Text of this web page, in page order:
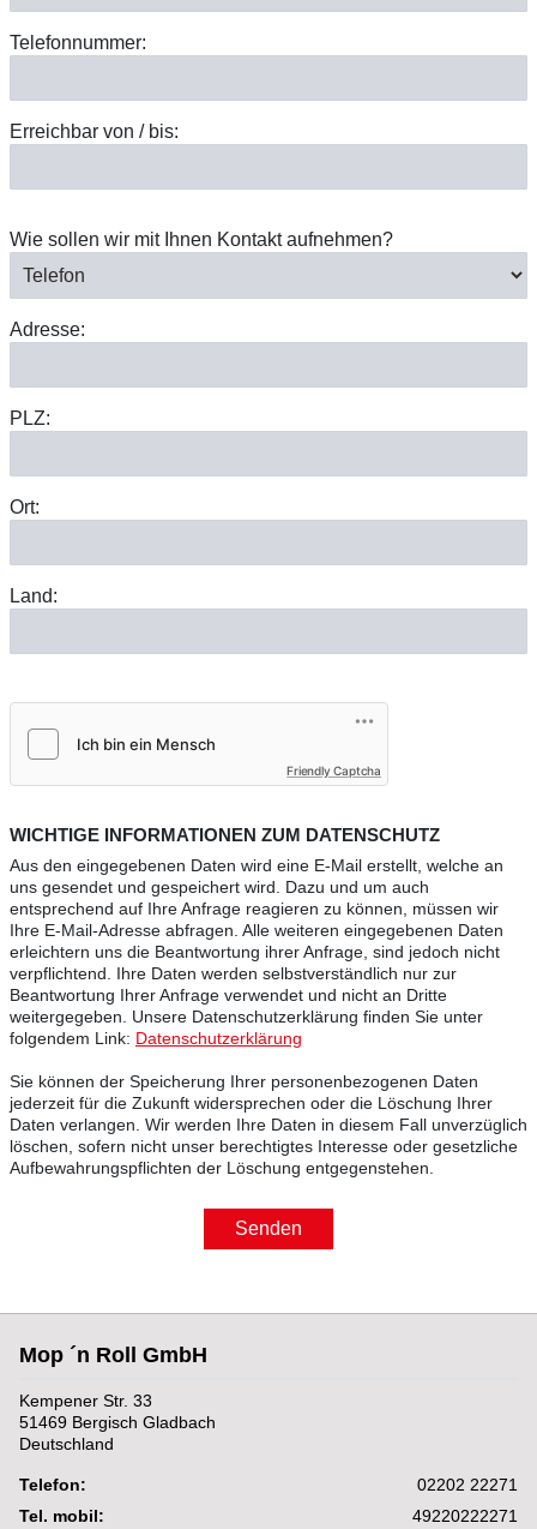
Telefonnummer:
Erreichbar von / bis:
Wie sollen wir mit Ihnen Kontakt aufnehmen?
Adresse:
PLZ:
Ort:
Land:
Friendly Captcha
WICHTIGE INFORMATIONEN ZUM DATENSCHUTZ
Aus den eingegebenen Daten wird eine E-Mail erstellt, welche an
uns gesendet und gespeichert wird. Dazu und um auch
entsprechend auf Ihre Anfrage reagieren zu können, müssen wir
Ihre E-Mail-Adresse abfragen. Alle weiteren eingegebenen Daten
erleichtern uns die Beantwortung ihrer Anfrage, sind jedoch nicht
verpflichtend. Ihre Daten werden selbstverständlich nur zur
Beantwortung Ihrer Anfrage verwendet und nicht an Dritte
weitergegeben. Unsere Datenschutzerklärung finden Sie unter
folgendem Link: Datenschutzerklärung
Sie können der Speicherung Ihrer personenbezogenen Daten
jederzeit für die Zukunft widersprechen oder die Löschung Ihrer
Daten verlangen. Wir werden Ihre Daten in diesem Fall unverzüglich
löschen, sofern nicht unser berechtigtes Interesse oder gesetzliche
Aufbewahrungspflichten der Löschung entgegenstehen.
Senden
Mop ´n Roll GmbH
Kempener Str. 33
51469 Bergisch Gladbach
Deutschland
Telefon:
02202 22271
Tel. mobil:
49220222271